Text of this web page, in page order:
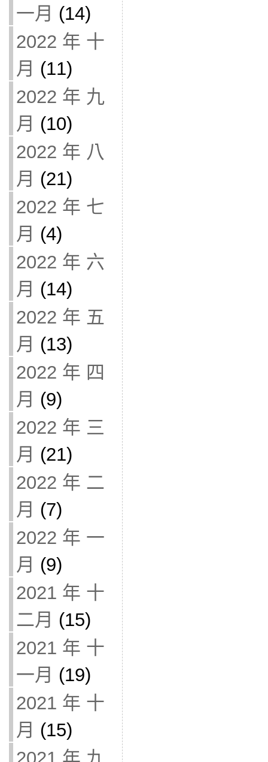
一月 (14)
2022 年 十
月 (11)
2022 年 九
月 (10)
2022 年 八
月 (21)
2022 年 七
月 (4)
2022 年 六
月 (14)
2022 年 五
月 (13)
2022 年 四
月 (9)
2022 年 三
月 (21)
2022 年 二
月 (7)
2022 年 一
月 (9)
2021 年 十
二月 (15)
2021 年 十
一月 (19)
2021 年 十
月 (15)